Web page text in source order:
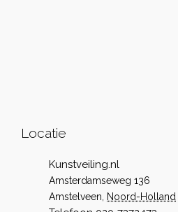
Locatie
Kunstveiling.nl
Amsterdamseweg 136
Amstelveen
Noord-Holland